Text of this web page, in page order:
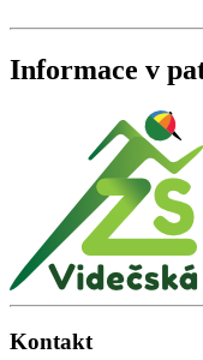
Informace v
Kontakt